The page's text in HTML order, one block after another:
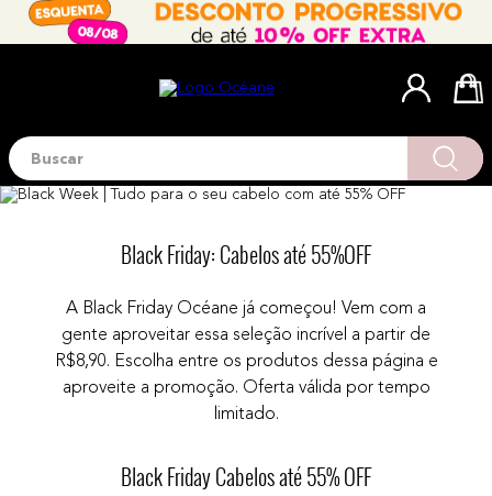
Buscar
Black Friday: Cabelos até 55%OFF
A Black Friday Océane já começou! Vem com a
gente aproveitar essa seleção incrível a partir de
R$8,90. Escolha entre os produtos dessa página e
aproveite a promoção. Oferta válida por tempo
limitado.
Black Friday Cabelos até 55% OFF
Termos mais buscados
corretivo
contorno
necessaire